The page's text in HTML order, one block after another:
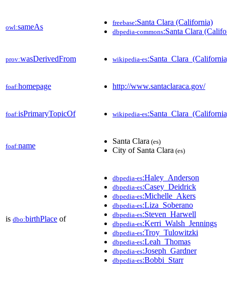
owl:sameAs freebase:Santa Clara (California)
dbpedia-commons:Santa Clara
prov:wasDerivedFrom wikipedia-es
foaf:homepage http://www.santaclaraca.gov/
foaf:isPrimaryTopicOf wikipedia-es
foaf:name
Santa Clara (es)
City of Santa Clara (es)
is dbo:birthPlace of
dbpedia-es:Haley_Anderson
dbpedia-es:Casey_Deidrick
dbpedia-es:Michelle_Akers
dbpedia-es:Liza_Soberano
dbpedia-es:Steven_Harwell
dbpedia-es:Kerri_Walsh_Jennings
dbpedia-es:Troy_Tulowitzki
dbpedia-es:Leah_Thomas
dbpedia-es:Joseph_Gardner
dbpedia-es:Bobbi_Starr